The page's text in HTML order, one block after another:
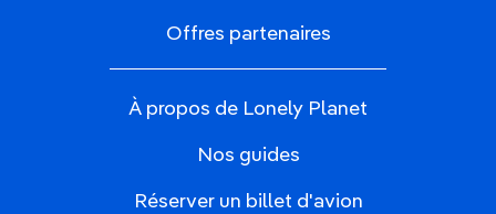
Offres partenaires
À propos de Lonely Planet
Nos guides
Réserver un billet d'avion